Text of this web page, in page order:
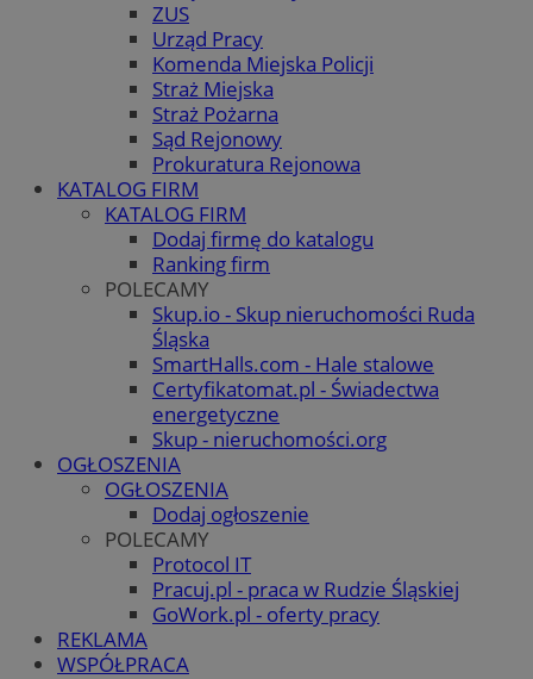
ZUS
Urząd Pracy
Komenda Miejska Policji
Straż Miejska
Straż Pożarna
Sąd Rejonowy
Prokuratura Rejonowa
KATALOG FIRM
KATALOG FIRM
Dodaj firmę do katalogu
Ranking firm
POLECAMY
Skup.io - Skup nieruchomości Ruda
Śląska
SmartHalls.com - Hale stalowe
Certyfikatomat.pl - Świadectwa
energetyczne
Skup - nieruchomości.org
OGŁOSZENIA
OGŁOSZENIA
Dodaj ogłoszenie
POLECAMY
Protocol IT
Pracuj.pl - praca w Rudzie Śląskiej
GoWork.pl - oferty pracy
REKLAMA
WSPÓŁPRACA